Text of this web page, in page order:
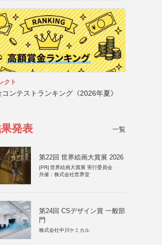
クト
ンテストランキング《2026年夏》
発表 一覧
第22回 世界絵画大賞展 2026
[PR] 世界絵画大賞展 実行委員会
共催：株式会社世界堂
第24回 CSデザイン賞 一般部
門
株式会社中川ケミカル